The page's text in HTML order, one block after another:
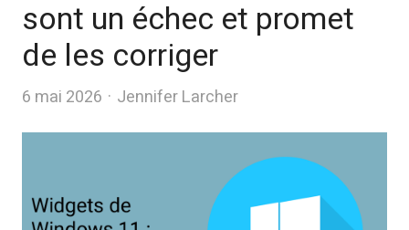
sont un échec et promet
de les corriger
6 mai 2026 Author
Jennifer Larcher